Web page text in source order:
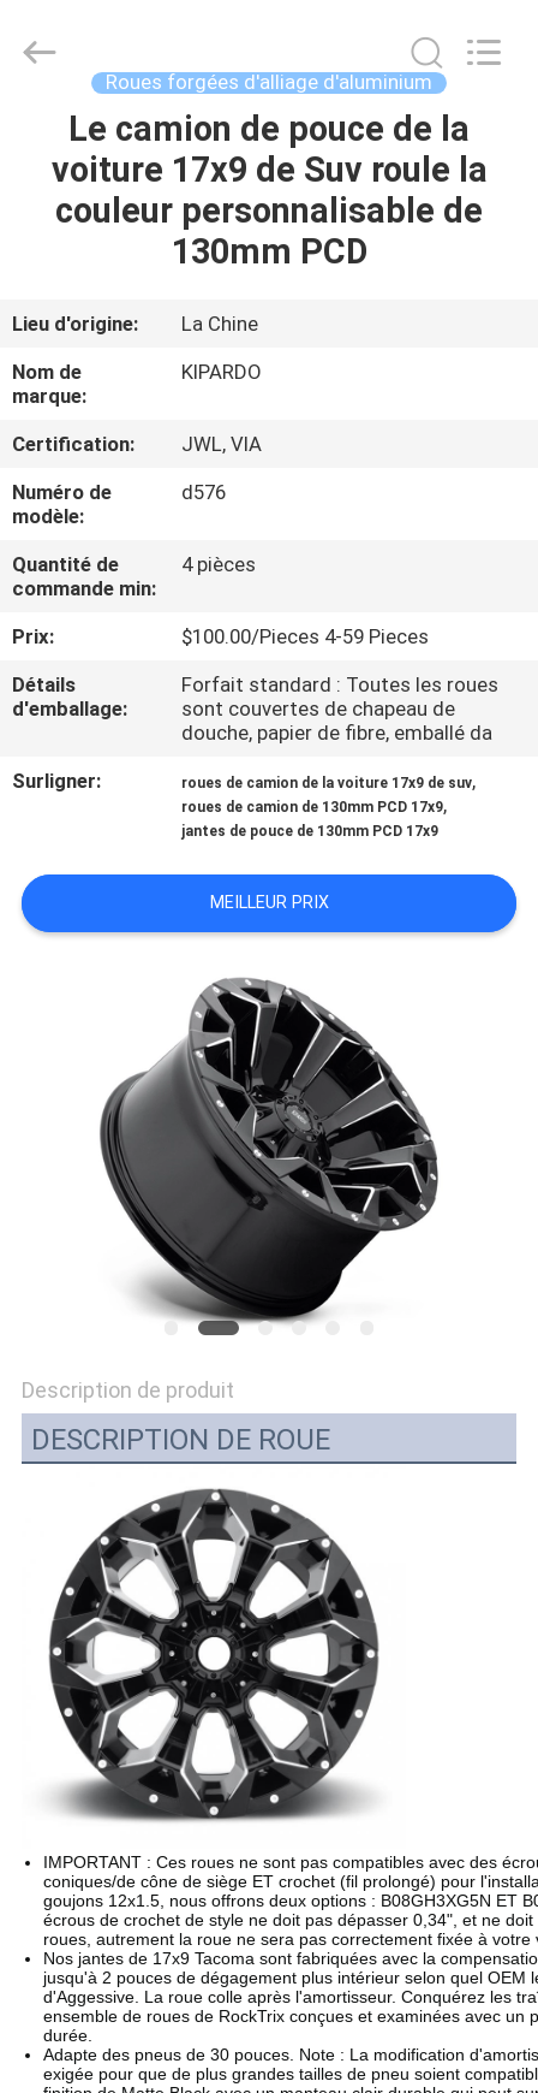
MAISON
PRODUITS
SUJET
DE
NOUS
VISITE
D'USINE
CONTRÔLE
DE
QUALITÉ
NOUS
DEMANDEZ
UNE
PRIVACY
Industry
Co.,Ltd.
Roues forgées d'alliage d'aluminium
Le camion de pouce de la
voiture 17x9 de Suv roule la
couleur personnalisable de
130mm PCD
Lieu d'origine:
La Chine
Nom de
marque:
KIPARDO
Certification:
JWL, VIA
Numéro de
modèle:
d576
Quantité de
commande min:
4 pièces
Prix:
$100.00/Pieces 4-59 Pieces
Détails
d'emballage:
Forfait standard : Toutes les roues
sont couvertes de chapeau de
douche, papier de fibre, emballé da
Surligner:
roues de camion de la voiture 17x9 de suv,
roues de camion de 130mm PCD 17x9,
jantes de pouce de 130mm PCD 17x9
MEILLEUR PRIX
Description de produit
DESCRIPTION DE ROUE
IMPORTANT : Ces roues ne sont pas compatibles avec des
coniques/de cône de siège ET crochet (fil prolongé) pour
goujons 12x1.5, nous offrons deux options : B08GH3XG5N ET
écrous de crochet de style ne doit pas dépasser 0,34", et ne
roues, autrement la roue ne sera pas correctement fixée à votre
Nos jantes de 17x9 Tacoma sont fabriquées avec la
jusqu'à 2 pouces de dégagement plus intérieur selon quel OEM
d'Aggessive. La roue colle après l'amortisseur. Conquérez les
ensemble de roues de RockTrix conçues et examinées avec un
durée.
Adapte des pneus de 30 pouces. Note : La modification
exigée pour que de plus grandes tailles de pneu soient